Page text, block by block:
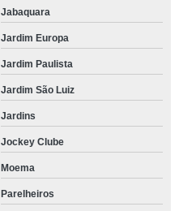
Jabaquara
Jardim Europa
Jardim Paulista
Jardim São Luiz
Jardins
Jockey Clube
Moema
Parelheiros